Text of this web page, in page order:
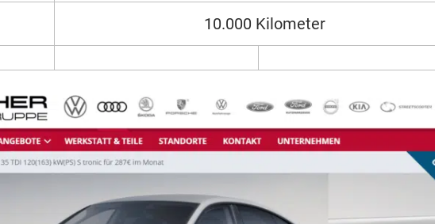
10.000 Kilometer